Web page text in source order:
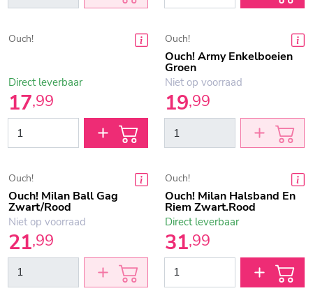
Ouch!
17,99
Direct leverbaar
Ouch!
Ouch! Army Enkelboeien
Groen
19,99
Niet op voorraad
Ouch!
Ouch! Milan Ball Gag
Zwart/Rood
21,99
Niet op voorraad
Ouch!
Ouch! Milan Halsband En
Riem Zwart.Rood
31,99
Direct leverbaar